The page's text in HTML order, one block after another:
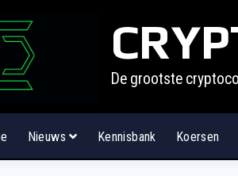
De grootste
Nieuws Kennisbank Koersen